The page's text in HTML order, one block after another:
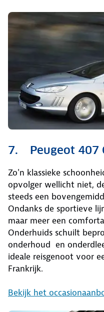
7. Peugeot 407
Zo'n klassieke
opvolger wellicht niet,
steeds een
Ondanks de sportieve
maar meer een
Onderhuids schuilt
onderhoud en
ideale reisgenoot voor
Frankrijk.
Bekijk het